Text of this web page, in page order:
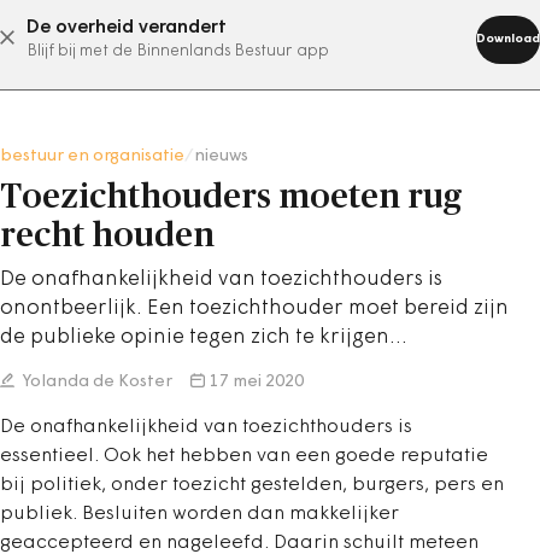
De overheid verandert
Blijf bij met de Binnenlands Bestuur app
Download
abonneer nu
bestuur en organisatie nieuws
Toezichthouders moeten rug
recht houden
De onafhankelijkheid van toezichthouders is
onontbeerlijk. Een toezichthouder moet bereid zijn
de publieke opinie tegen zich te krijgen…
Yolanda de Koster 17 mei 2020
De onafhankelijkheid van toezichthouders is
essentieel. Ook het hebben van een goede reputatie
bij politiek, onder toezicht gestelden, burgers, pers en
publiek. Besluiten worden dan makkelijker
geaccepteerd en nageleefd. Daarin schuilt meteen